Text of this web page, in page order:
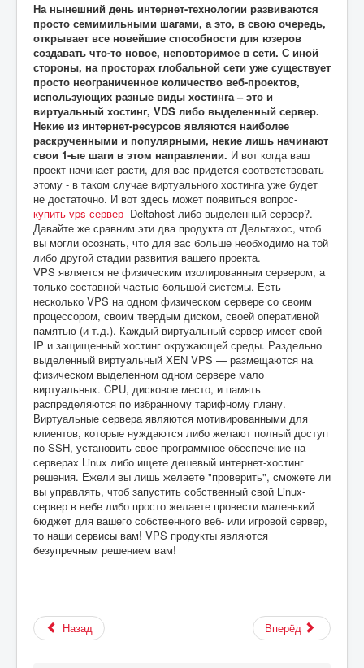
На нынешний день интернет-технологии развиваются
просто семимильными шагами, а это, в свою очередь,
открывает все новейшие способности для юзеров
создавать что-то новое, неповторимое в сети. С иной
стороны, на просторах глобальной сети уже существует
просто неограниченное количество веб-проектов,
использующих разные виды хостинга – это и
виртуальный хостинг, VDS либо выделенный сервер.
Некие из интернет-ресурсов являются наиболее
раскрученными и популярными, некие лишь начинают
свои 1-ые шаги в этом направлении. И вот когда ваш
проект начинает расти, для вас придется соответствовать
этому - в таком случае виртуального хостинга уже будет
не достаточно. И вот здесь может появиться вопрос-
купить vps сервер Deltahost либо выделенный сервер?.
Давайте же сравним эти два продукта от Дельтахос, чтоб
вы могли осознать, что для вас больше необходимо на той
либо другой стадии развития вашего проекта.
VPS является не физическим изолированным сервером, а
только составной частью большой системы. Есть
несколько VPS на одном физическом сервере со своим
процессором, своим твердым диском, своей оперативной
памятью (и т.д.). Каждый виртуальный сервер имеет свой
IP и защищенный хостинг окружающей среды. Раздельно
выделенный виртуальный XEN VPS — размещаются на
физическом выделенном одном сервере мало
виртуальных. CPU, дисковое место, и память
распределяются по избранному тарифному плану.
Виртуальные сервера являются мотивированными для
клиентов, которые нуждаются либо желают полный доступ
по SSH, установить свое программное обеспечение на
серверах Linux либо ищете дешевый интернет-хостинг
решения. Ежели вы лишь желаете "проверить", сможете ли
вы управлять, чтоб запустить собственный свой Linux-
сервер в вебе либо просто желаете провести маленький
бюджет для вашего собственного веб- или игровой сервер,
то наши сервисы вам! VPS продукты являются
безупречным решением вам!
Назад Вперёд